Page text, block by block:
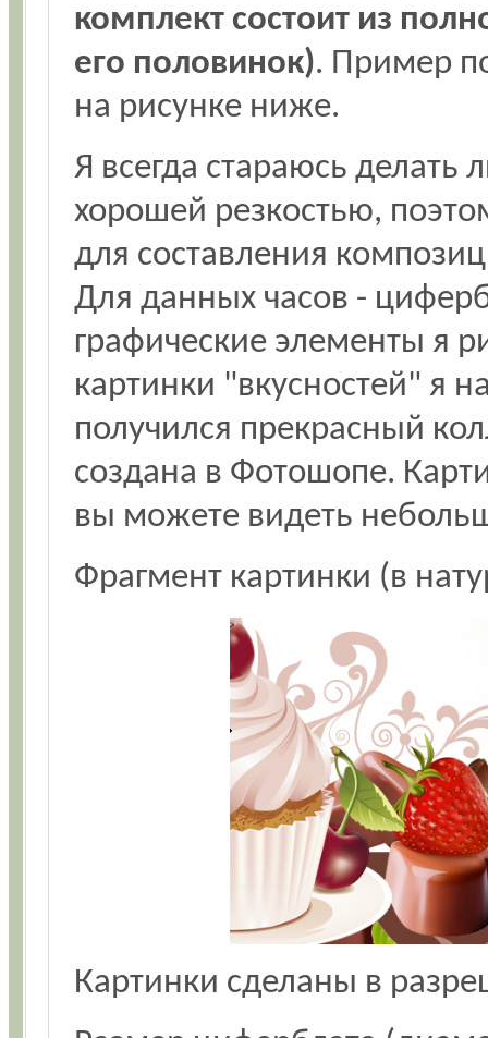
комплект состоит из
его половинок). Пример
на рисунке ниже.
Я всегда стараюсь делать
хорошей резкостью,
для составления
Для данных часов -
графические элементы я
картинки "вкусностей" я
получился прекрасный
создана в Фотошопе.
вы можете видеть
Фрагмент картинки (в
Картинки сделаны в